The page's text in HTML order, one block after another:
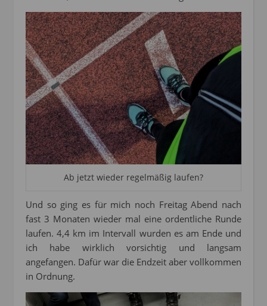
Ab jetzt wieder regelmäßig laufen?
Und so ging es für mich noch Freitag Abend nach
fast 3 Monaten wieder mal eine ordentliche Runde
laufen. 4,4 km im Intervall wurden es am Ende und
ich habe wirklich vorsichtig und langsam
angefangen. Dafür war die Endzeit aber vollkommen
in Ordnung.